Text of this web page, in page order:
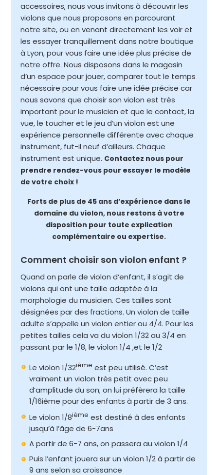
accessoires, nous vous invitons à découvrir les
violons que nous proposons en parcourant
notre site, ou en venant directement les voir et
les essayer tranquillement dans notre boutique
à Lyon, pour vous faire une idée plus précise de
notre offre. Nous disposons dans le magasin
d’un espace pour jouer, comparer tout le temps
nécessaire pour vous faire une idée précise car
nous savons que choisir son violon est très
important pour le musicien et que le contact, la
vue, le toucher et le jeu d’un violon est une
expérience personnelle différente avec chaque
instrument, fut-il neuf d’ailleurs. Chaque
instrument est unique. Contactez nous pour
prendre rendez-vous pour essayer le modèle
de votre choix !
Forts de plus de 45 ans d’expérience dans le
domaine du violon, nous restons à votre
disposition pour toute explication
complémentaire ou expertise.
Comment choisir son violon enfant ?
Quand on parle de violon d’enfant, il s’agit de
violons qui ont une taille adaptée à la
morphologie du musicien. Ces tailles sont
désignées par des fractions. Un violon de taille
adulte s’appelle un violon entier ou 4/4. Pour les
petites tailles cela va du violon 1/32 au 3/4 en
passant par le 1/8, le violon 1/4 ,et le 1/2
Le violon 1/32ième est peu utilisé. C’est
vraiment un violon très petit avec peu
d’amplitude du son; on lui préfèrera la taille
1/16ième pour des enfants à partir de 3 ans.
Le violon 1/8ième est destiné à des enfants
jusqu’à l’âge de 6-7ans
A partir de 6-7 ans, on passera au violon 1/4
Puis l’enfant jouera sur un violon 1/2 à partir de
9 ans selon sa croissance